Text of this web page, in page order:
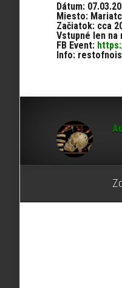
Dátum:
Miesto:
Začiatok: cca
Vstupné len na
FB Event:
Info: